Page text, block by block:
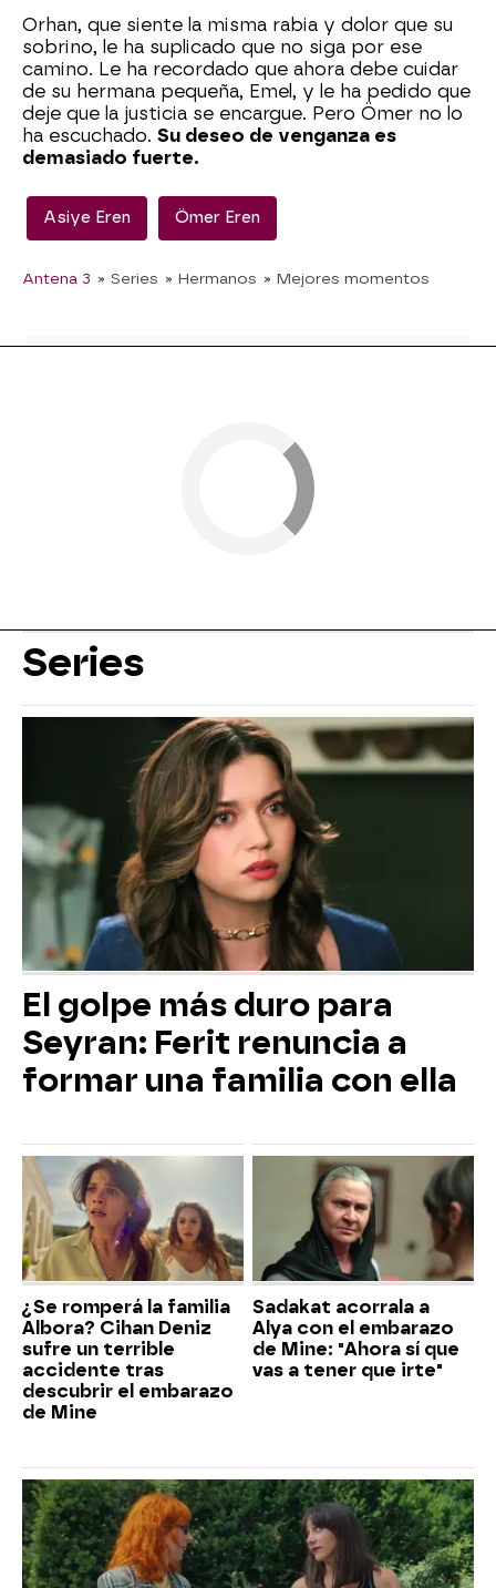
Orhan, que siente la misma rabia y dolor que su
sobrino, le ha suplicado que no siga por ese
camino. Le ha recordado que ahora debe cuidar
de su hermana pequeña, Emel, y le ha pedido que
deje que la justicia se encargue. Pero Ömer no lo
ha escuchado. Su deseo de venganza es
demasiado fuerte.
Asiye Eren Ömer Eren
Antena 3 » Series » Hermanos » Mejores momentos
Series
El golpe más duro para
Seyran: Ferit renuncia a
formar una familia con ella
¿Se romperá la familia
Albora? Cihan Deniz
sufre un terrible
accidente tras
descubrir el embarazo
de Mine
Sadakat acorrala a
Alya con el embarazo
de Mine: "Ahora sí que
vas a tener que irte"